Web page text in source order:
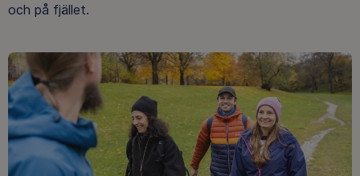
och på fjället.